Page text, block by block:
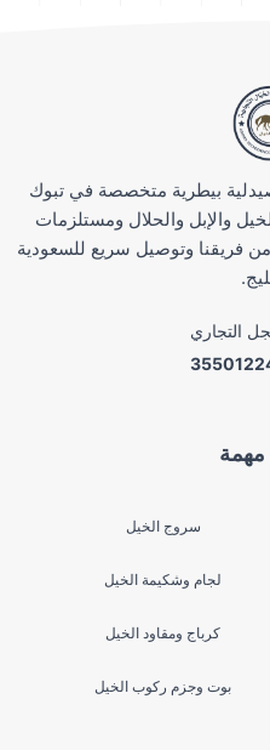
مهمة
سروج الخيل
لجام وشكيمة الخيل
كرباج ومقاود الخيل
بوت وجزم ركوب الخيل
بيطرية متخصصة في تبوك
والإبل والحلال ومستلزمات
فريقنا وتوصيل سريع للسعودية
التجاري